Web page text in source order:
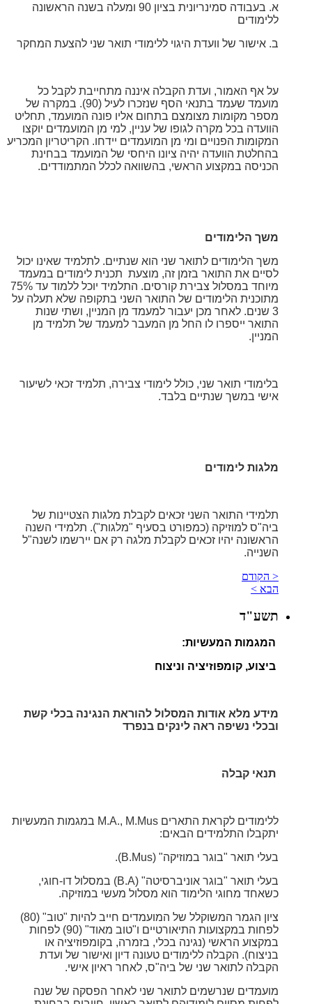
א. בעבודה סמינריונית בציון 90 ומעלה בשנה הראשונה
ללימודים
ב. אישור של וועדת היגוי ללימודי תואר שני להצעת המחקר
על אף האמור, ועדת הקבלה איננה מתחייבת לקבל כל
מועמד שעמד בתנאי הסף שנזכרו לעיל (90). במקרה של
מספר מקומות מצומצם בתחום אליו פונה המועמד, תחליט
הוועדה בכל מקרה לגופו של עניין, למי מן המועמדים יוקצו
המקומות הפנויים ומי מן המועמדים יידחו. הקריטריון המכריע
בהחלטת הוועדה יהיה ציונו היחסי של המועמד בבחינת
הכניסה במקצוע הראשי, בהשוואה לכלל המתמודדים.
משך הלימודים
משך הלימודים לתואר שני הוא שנתיים. לתלמיד שאינו יכול
לסיים את התואר בזמן זה, מוצעת תכנית לימודים במעמד
מיוחד במסלול צבירת קורסים. התלמיד יוכל ללמוד עד 75%
מתוכנית הלימודים של התואר השני בתקופה שלא תעלה על
3 שנים. לאחר מכן יעבור למעמד מן המניין, ושתי שנות
התואר ייספרו לו החל מן המעבר למעמד של תלמיד מן
המניין.
בלימודי תואר שני, כולל לימודי צבירה, תלמיד זכאי לשיעור
אישי במשך שנתיים בלבד.
מלגות לימודים
תלמידי התואר השני זכאים לקבלת מלגות הצטיינות של
ביה"ס למוזיקה (כמפורט בסעיף "מלגות"). תלמידי השנה
הראשונה יהיו זכאים לקבלת מלגה רק אם יירשמו לשנה"ל
השנייה.
< הקודם
הבא >
תשע"ד
המגמות המעשיות:
ביצוע, קומפוזיציה וניצוח
מידע מלא אודות המסלול להוראת הנגינה בכלי קשת
ובכלי נשיפה ראה לינקים בנפרד
תנאי קבלה
ללימודים לקראת התארים M.A., M.Mus במגמות המעשיות
יתקבלו התלמידים הבאים:
בעלי תואר "בוגר במוזיקה" (B.Mus).
בעלי תואר "בוגר אוניברסיטה" (B.A) במסלול דו-חוגי,
כשאחד מחוגי הלימוד הוא מסלול מעשי במוזיקה.
ציון הגמר המשוקלל של המועמדים חייב להיות "טוב" (80)
לפחות במקצועות התיאורטיים ו"טוב מאוד" (90) לפחות
במקצוע הראשי (נגינה בכלי, בזמרה, בקומפוזיציה או
בניצוח). הקבלה ללימודים טעונה דיון ואישור של ועדת
הקבלה לתואר שני של ביה"ס, לאחר ראיון אישי.
מועמדים שנרשמים לתואר שני לאחר הפסקה של שנה